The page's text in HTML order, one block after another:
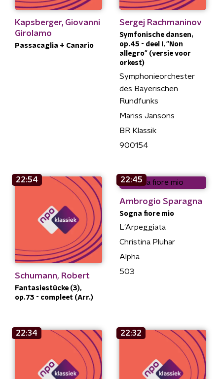
Kapsberger, Giovanni
Girolamo
Passacaglia + Canario
Sergej Rachmaninov
Symfonische dansen,
op.45 - deel I, "Non
allegro" (versie voor
orkest)
Symphonieorchester
des Bayerischen
Rundfunks
Mariss Jansons
BR Klassik
900154
22:54
Schumann, Robert
Fantasiestücke (3),
op.73 - compleet (Arr.)
22:45
Ambrogio Sparagna
Sogna fiore mio
L'Arpeggiata
Christina Pluhar
Alpha
503
22:34 22:32